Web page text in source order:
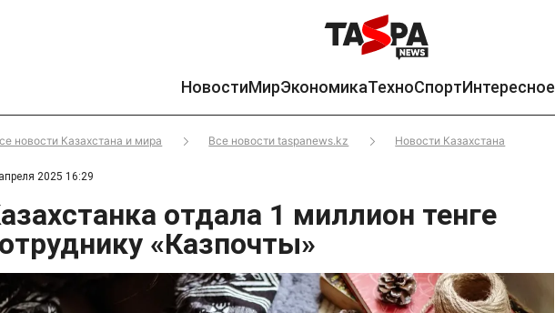
НовостиМирЭкономикаТехноСпортИнтересное
новости Казахстана и мира Все новости taspanews.kz Новости Казахстана
2025 16:29
отдала 1 миллион тенге
«Казпочты»